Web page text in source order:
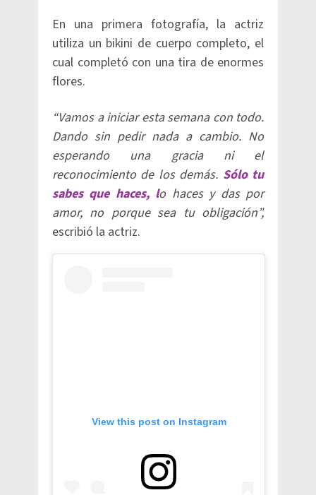
En una primera fotografía, la actriz
utiliza un bikini de cuerpo completo, el
cual completó con una tira de enormes
flores.
“Vamos a iniciar esta semana con todo.
Dando sin pedir nada a cambio. No
esperando una gracia ni el
reconocimiento de los demás. Sólo tu
sabes que haces, lo haces y das por
amor, no porque sea tu obligación”,
escribió la actriz.
View this post on Instagram